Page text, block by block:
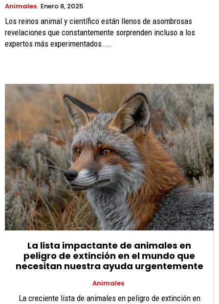
Animales Enero 8, 2025
Los reinos animal y científico están llenos de asombrosas
revelaciones que constantemente sorprenden incluso a los
expertos más experimentados....
La lista impactante de animales en
peligro de extinción en el mundo que
necesitan nuestra ayuda urgentemente
Animales
La creciente lista de animales en peligro de extinción en